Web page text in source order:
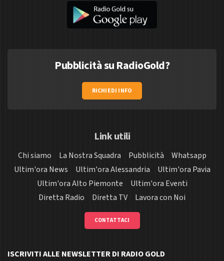
Pubblicità su RadioGold?
RICHIEDI INFO
Link utili
Chi siamo La Nostra Squadra Pubblicità
Whatsapp
Ultim'ora News
Ultim'ora Alessandria
Ultim'ora Pavia
Ultim'ora Alto Piemonte
Ultim'ora Eventi
Diretta Radio
Diretta TV Lavora con Noi
CONTATTACI
ISCRIVITI ALLE NEWSLETTER DI RADIO GOLD